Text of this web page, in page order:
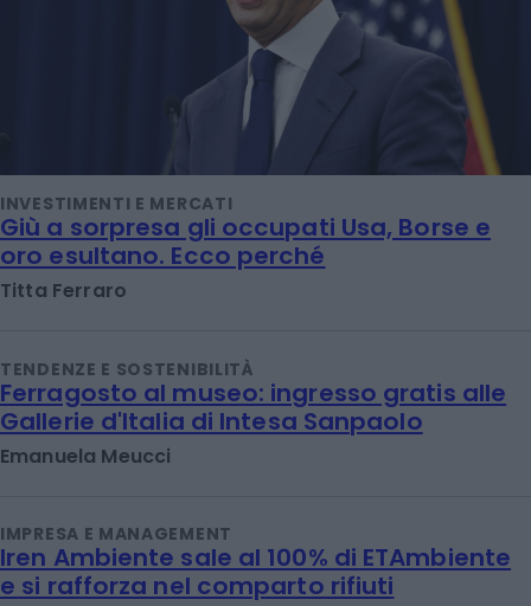
INVESTIMENTI E MERCATI
Giù a sorpresa gli occupati Usa, Borse e
oro esultano. Ecco perché
Titta Ferraro
TENDENZE E SOSTENIBILITÀ
Ferragosto al museo: ingresso gratis alle
Gallerie d'Italia di Intesa Sanpaolo
Emanuela Meucci
IMPRESA E MANAGEMENT
Iren Ambiente sale al 100% di ETAmbiente
e si rafforza nel comparto rifiuti